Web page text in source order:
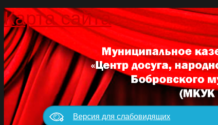
Карта сайта
Версия для слабовидящих